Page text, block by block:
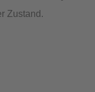
Zustand.